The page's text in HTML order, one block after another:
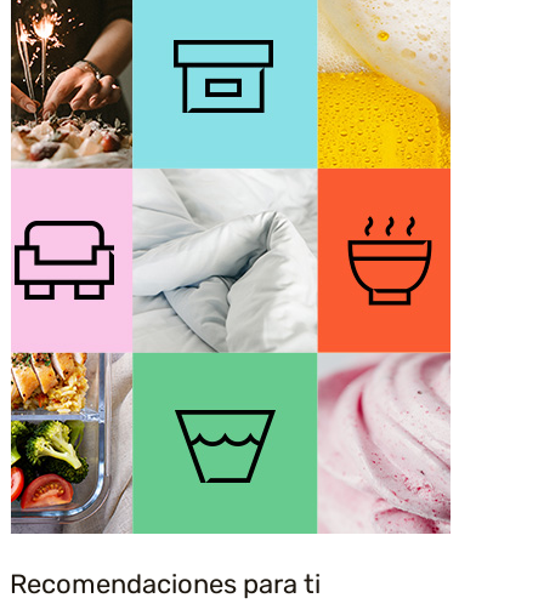
Recomendaciones para ti